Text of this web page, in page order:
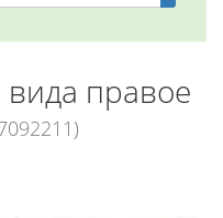
вида правое